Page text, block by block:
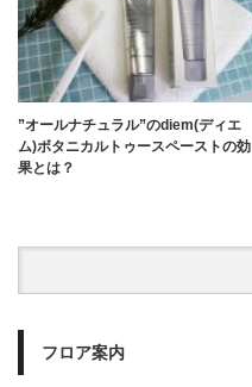
”オールナチュラル”のdiem(ディエ
ム)ボタニカルトゥースペーストの効
果とは？
フロア案内